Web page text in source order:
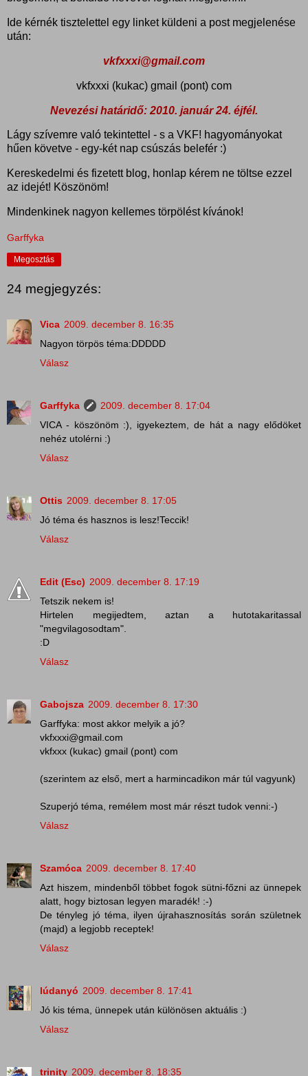
Ide kérnék tisztelettel egy linket küldeni a post megjelenése
után:
vkfxxxi@gmail.com
vkfxxxi (kukac) gmail (pont) com
Nevezési határidő: 2010. január 24. éjfél.
Lágy szívemre való tekintettel - s a VKF! hagyományokat
hűen követve - egy-két nap csúszás belefér :)
Kereskedelmi és fizetett blog, honlap kérem ne töltse ezzel
az idejét! Köszönöm!
Mindenkinek nagyon kellemes törpölést kívánok!
Garffyka
Megosztás
24 megjegyzés:
Vica 2009. december 8. 16:35
Nagyon törpös téma:DDDDD
Válasz
Garffyka
2009. december 8. 17:04
VICA - köszönöm :), igyekeztem, de hát a nagy elődöket
nehéz utolérni :)
Válasz
Ottis 2009. december 8. 17:05
Jó téma és hasznos is lesz!Teccik!
Válasz
Edit (Esc) 2009. december 8. 17:19
Tetszik nekem is!
Hirtelen megijedtem, aztan a hutotakaritassal
"megvilagosodtam".
:D
Válasz
Gabojsza 2009. december 8. 17:30
Garffyka: most akkor melyik a jó?
vkfxxxi@gmail.com
vkfxxx (kukac) gmail (pont) com
(szerintem az első, mert a harmincadikon már túl vagyunk)
Szuperjó téma, remélem most már részt tudok venni:-)
Válasz
Szamóca 2009. december 8. 17:40
Azt hiszem, mindenből többet fogok sütni-főzni az ünnepek
alatt, hogy biztosan legyen maradék! :-)
De tényleg jó téma, ilyen újrahasznosítás során születnek
(majd) a legjobb receptek!
Válasz
lúdanyó 2009. december 8. 17:41
Jó kis téma, ünnepek után különösen aktuális :)
Válasz
trinity 2009. december 8. 18:35